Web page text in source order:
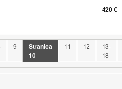
420 €
9
Stranica
10
11 12
13-
18